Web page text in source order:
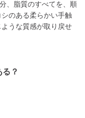
、脂質のすべてを、順
のある柔らかい手触
うな質感が取り戻せ
？